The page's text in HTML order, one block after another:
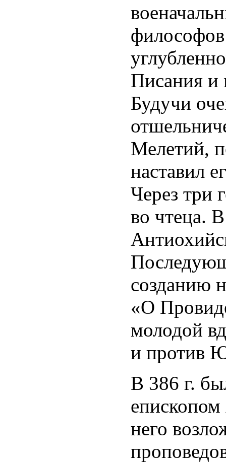
Писания и
Будучи
Мелетий,
наставил
Через три
во чтеца.
созданию
«О
молодой
и против
В 386 г.
него